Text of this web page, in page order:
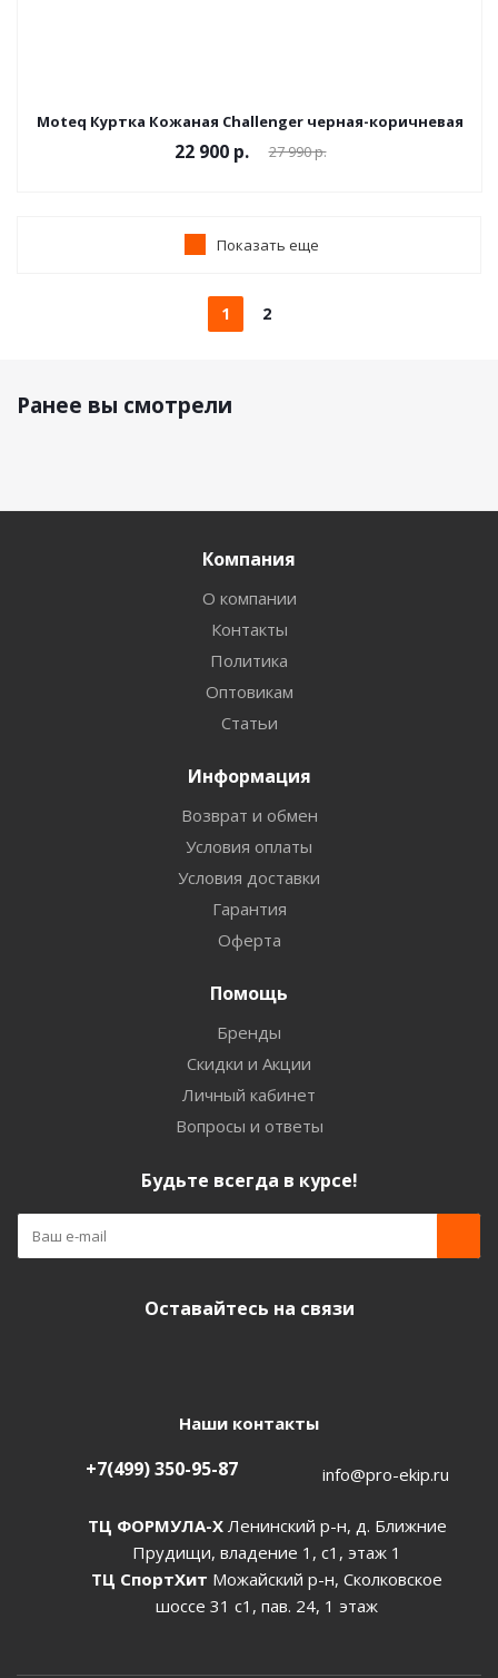
Moteq Куртка Кожаная Challenger черная-коричневая
22 900 р. 27 990 р.
Показать еще
1 2
Ранее вы смотрели
Компания
О компании
Контакты
Политика
Оптовикам
Статьи
Информация
Возврат и обмен
Условия оплаты
Условия доставки
Гарантия
Оферта
Помощь
Бренды
Скидки и Акции
Личный кабинет
Вопросы и ответы
Будьте всегда в курсе!
Оставайтесь на связи
Наши контакты
+7(499) 350-95-87 info@pro-ekip.ru
ТЦ ФОРМУЛА-ХЛенинский р-н, д. Ближние
Прудищи, владение 1, с1, этаж 1
ТЦ СпортХит Можайский р-н, Сколковское
шоссе 31 с1, пав. 24, 1 этаж